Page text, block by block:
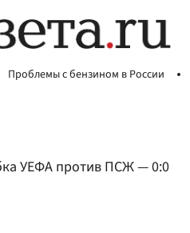
Проблемы с бензином в России
УЕФА против ПСЖ — 0:0